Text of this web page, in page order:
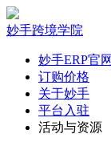
妙手跨境学院
妙手ERP官网
订购价格
关于妙手
平台入驻
活动与资源